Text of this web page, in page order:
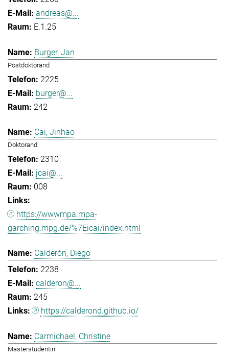
andreas@...
E.1.25
Burger, Jan
Postdoktorand
2225
burger@...
242
Cai, Jinhao
Doktorand
2310
jcai@...
008
https://wwwmpa.mpa-
garching.mpg.de/%7Eicai/index.html
Calderón, Diego
2238
calderon@...
245
https://calderond.github.io/
Carmichael, Christine
Masterstudentin